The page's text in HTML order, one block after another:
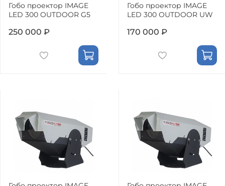
Гобо проектор IMAGE
LED 300 OUTDOOR G5
250 000 ₽
Гобо проектор IMAGE
LED 300 OUTDOOR UW
170 000 ₽